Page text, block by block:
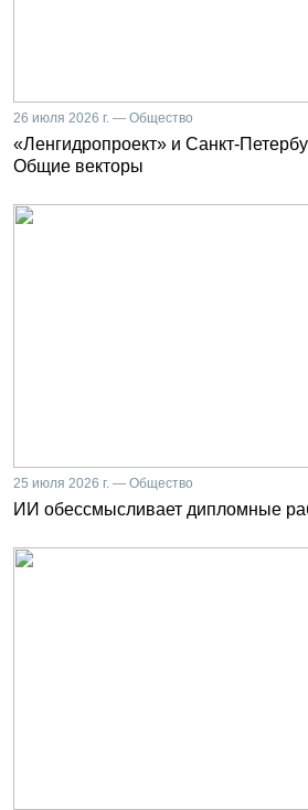
26 июля 2026 г. — Общество
«Ленгидропроект» и Санкт-
Общие векторы
25 июля 2026 г. — Общество
ИИ обессмысливает дипломные